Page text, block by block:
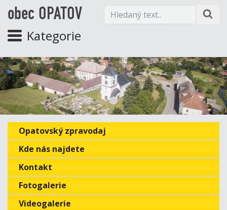
obec OPATOV
Kategorie
Opatovský zpravodaj
Kde nás najdete
Kontakt
Fotogalerie
Videogalerie